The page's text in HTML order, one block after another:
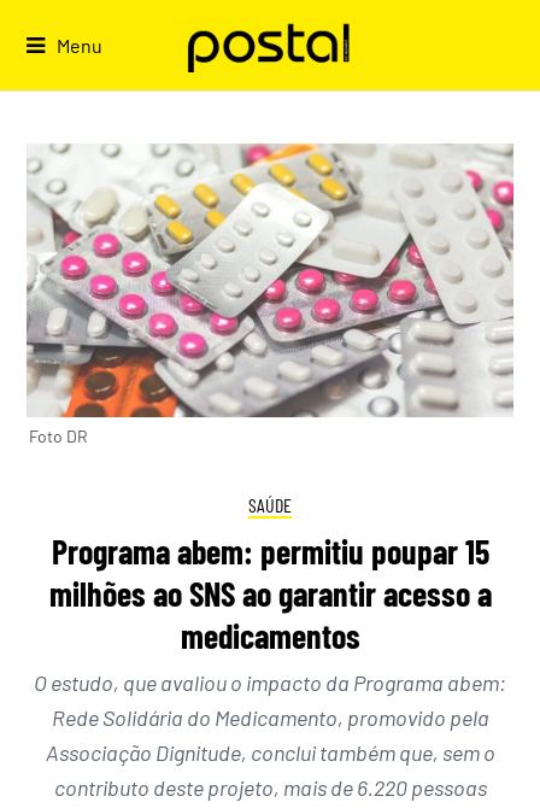
Menu
Foto DR
SAÚDE
Programa abem: permitiu poupar 15
milhões ao SNS ao garantir acesso a
medicamentos
O estudo, que avaliou o impacto da Programa abem:
Rede Solidária do Medicamento, promovido pela
Associação Dignitude, conclui também que, sem o
contributo deste projeto, mais de 6.220 pessoas